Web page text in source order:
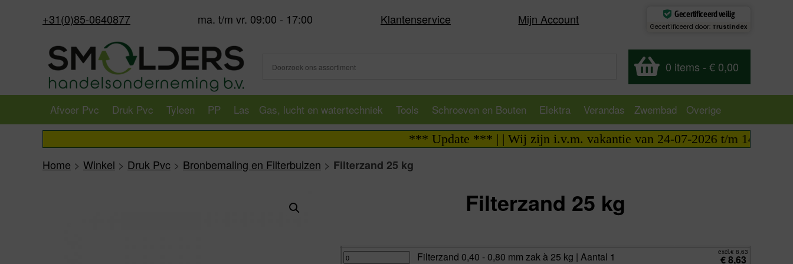
+31(0)85-0640877 ma. t/m vr. 09:00 - 17:00 Klantenservice Mijn Account Gecertificeerd veilig
Gecertificeerd door: Trustindex
0 items - € 0,00
Afvoer Pvc Druk Pvc Tyleen PP Las Gas, lucht en watertechniek Tools Schroeven en Bouten Elektra Verandas Zwembad
Overige
*** Update *** | | Wij zijn i.v.m. vakantie van 24-07-2026 t/m 14-08-2026
Home > Winkel > Druk Pvc > Bronbemaling en Filterbuizen > Filterzand 25 kg
Filterzand 25 kg
Filterzand
0,40 Filterzand 0,40 - 0,80 mm zak à 25 kg | Aantal 1 excl.€ 8,63
€8,63